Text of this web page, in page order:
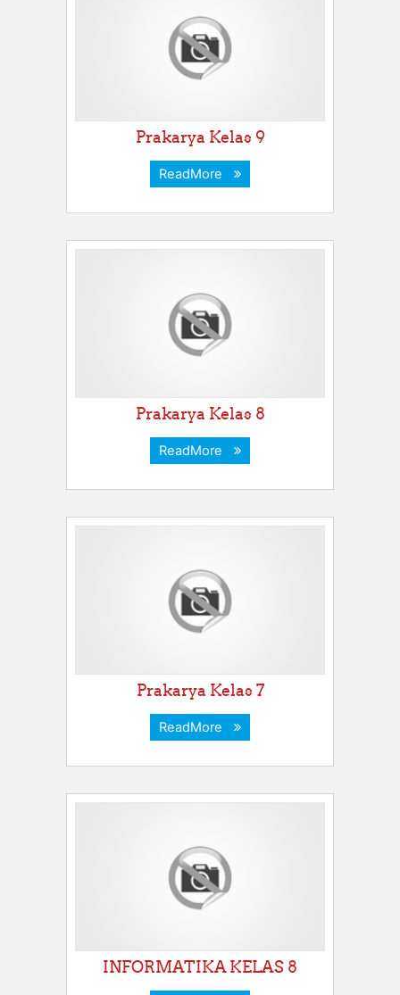
Prakarya Kelas 9
ReadMore
Prakarya Kelas 8
ReadMore
Prakarya Kelas 7
ReadMore
INFORMATIKA KELAS 8